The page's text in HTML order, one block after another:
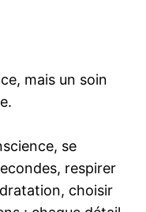
mais un soin
se
respirer
choisir